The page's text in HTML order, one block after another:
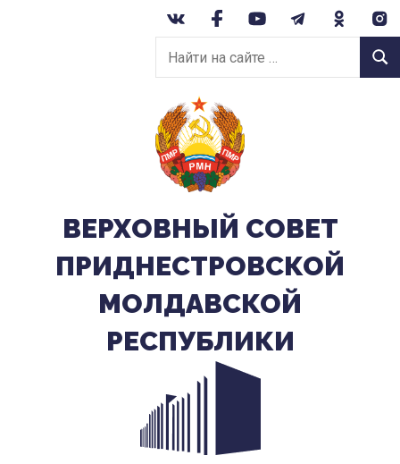
Найти
на
сайте:
ВЕРХОВНЫЙ CОВЕТ
ПРИДНЕСТРОВСКОЙ
МОЛДАВСКОЙ
РЕСПУБЛИКИ